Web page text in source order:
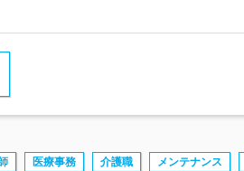
医療事務 介護職 メンテナンス